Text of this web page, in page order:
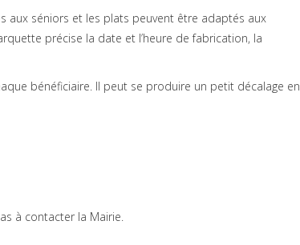
aux séniors et les plats peuvent être adaptés aux
précise la date et l’heure de fabrication, la
bénéficiaire. Il peut se produire un petit décalage en
à contacter la Mairie.